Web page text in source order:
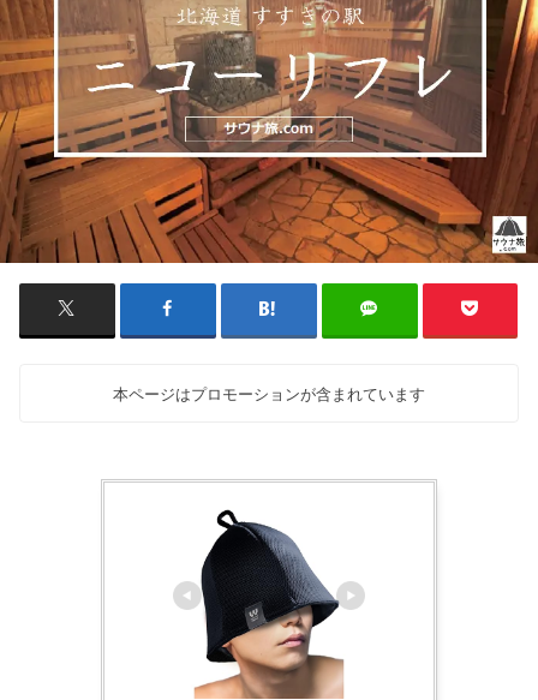
本ページはプロモーションが含まれています